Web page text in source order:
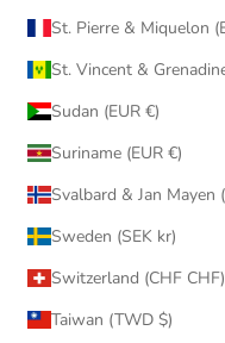
Sudan (EUR €)
Suriname (EUR €)
Sweden (SEK kr)
Switzerland (CHF CHF)
Taiwan (TWD $)